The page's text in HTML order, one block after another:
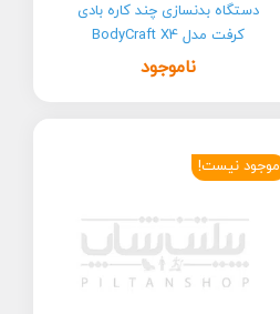
دستگاه بدنسازی چند کاره بادی
کرفت مدل BodyCraft X4
ناموجود
موجود نیست!